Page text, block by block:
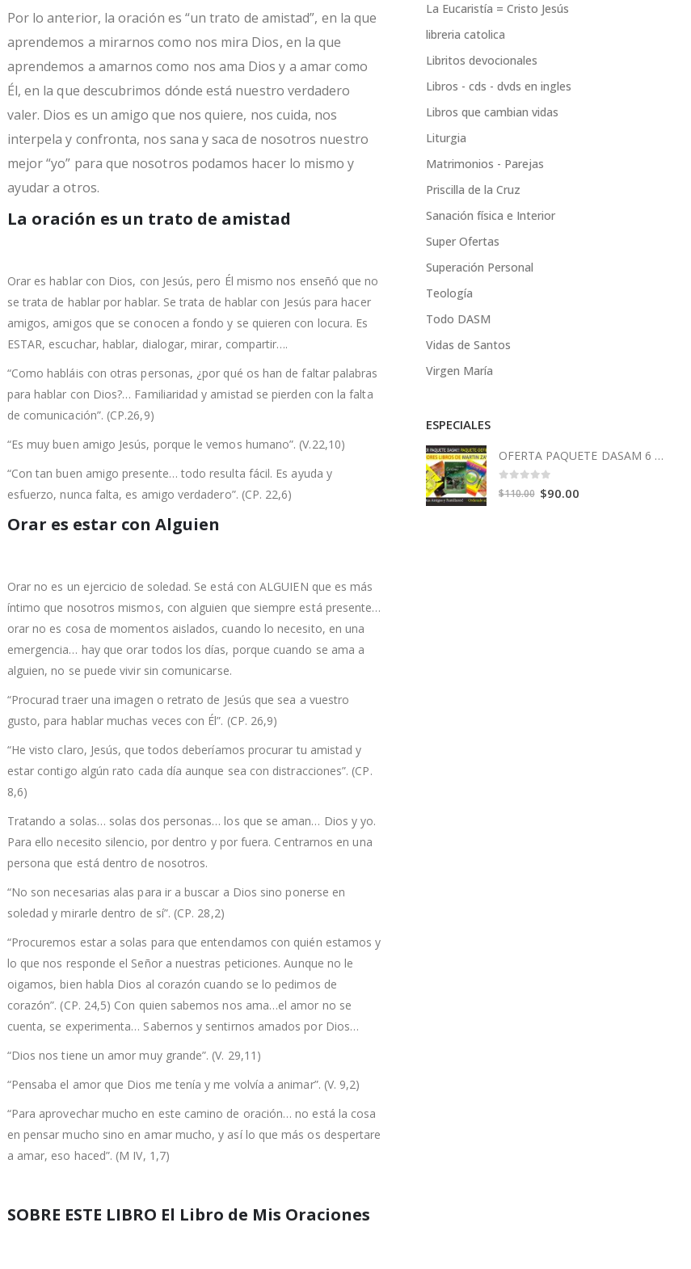
Por lo anterior, la oración es “un trato de amistad”, en la que
aprendemos a mirarnos como nos mira Dios, en la que
aprendemos a amarnos como nos ama Dios y a amar como
Él, en la que descubrimos dónde está nuestro verdadero
valer. Dios es un amigo que nos quiere, nos cuida, nos
interpela y confronta, nos sana y saca de nosotros nuestro
mejor “yo” para que nosotros podamos hacer lo mismo y
ayudar a otros.
La oración es un trato de amistad
Orar es hablar con Dios, con Jesús, pero Él mismo nos enseñó que no
se trata de hablar por hablar. Se trata de hablar con Jesús para hacer
amigos, amigos que se conocen a fondo y se quieren con locura. Es
ESTAR, escuchar, hablar, dialogar, mirar, compartir….
“Como habláis con otras personas, ¿por qué os han de faltar palabras
para hablar con Dios?… Familiaridad y amistad se pierden con la falta
de comunicación”. (CP.26,9)
“Es muy buen amigo Jesús, porque le vemos humano”. (V.22,10)
“Con tan buen amigo presente… todo resulta fácil. Es ayuda y
esfuerzo, nunca falta, es amigo verdadero”. (CP. 22,6)
Orar es estar con Alguien
Orar no es un ejercicio de soledad. Se está con ALGUIEN que es más
íntimo que nosotros mismos, con alguien que siempre está presente…
orar no es cosa de momentos aislados, cuando lo necesito, en una
emergencia… hay que orar todos los días, porque cuando se ama a
alguien, no se puede vivir sin comunicarse.
“Procurad traer una imagen o retrato de Jesús que sea a vuestro
gusto, para hablar muchas veces con Él”. (CP. 26,9)
“He visto claro, Jesús, que todos deberíamos procurar tu amistad y
estar contigo algún rato cada día aunque sea con distracciones”. (CP.
8,6)
Tratando a solas… solas dos personas… los que se aman… Dios y yo.
Para ello necesito silencio, por dentro y por fuera. Centrarnos en una
persona que está dentro de nosotros.
“No son necesarias alas para ir a buscar a Dios sino ponerse en
soledad y mirarle dentro de sí”. (CP. 28,2)
“Procuremos estar a solas para que entendamos con quién estamos y
lo que nos responde el Señor a nuestras peticiones. Aunque no le
oigamos, bien habla Dios al corazón cuando se lo pedimos de
corazón”. (CP. 24,5) Con quien sabemos nos ama…el amor no se
cuenta, se experimenta… Sabernos y sentirnos amados por Dios…
“Dios nos tiene un amor muy grande”. (V. 29,11)
“Pensaba el amor que Dios me tenía y me volvía a animar”. (V. 9,2)
“Para aprovechar mucho en este camino de oración… no está la cosa
en pensar mucho sino en amar mucho, y así lo que más os despertare
a amar, eso haced”. (M IV, 1,7)
SOBRE ESTE LIBRO El Libro de Mis Oraciones
La Eucaristía = Cristo Jesús
libreria catolica
Libritos devocionales
Libros - cds - dvds en ingles
Libros que cambian vidas
Liturgia
Matrimonios - Parejas
Priscilla de la Cruz
Sanación física e Interior
Super Ofertas
Superación Personal
Teología
Todo DASM
Vidas de Santos
Virgen María
ESPECIALES
OFERTA PAQUETE DASAM 6 Libros
0 out of 5
$110.00 Original
$90.00Current